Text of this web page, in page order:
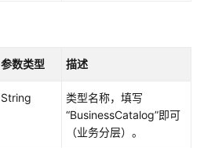
参数类型 描述
String
类型名称，填写
“BusinessCatalog”即可
（业务分层）。